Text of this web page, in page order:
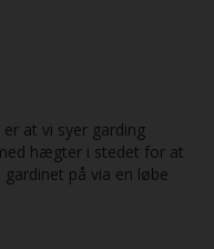
at vi syer garding
hægter i stedet for at
på via en løbe